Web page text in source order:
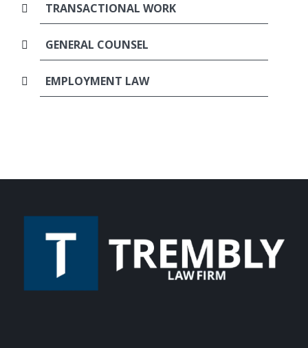
TRANSACTIONAL WORK
GENERAL COUNSEL
EMPLOYMENT LAW